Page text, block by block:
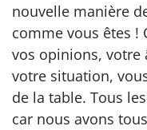
nouvelle manière
comme vous êtes !
vos opinions, votre
votre situation,
de la table. Tous
car nous avons